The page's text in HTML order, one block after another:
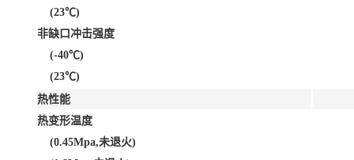
(23℃)
非缺口冲击强度
(-40℃)
(23℃)
热性能
热变形温度
(0.45Mpa,未退火)